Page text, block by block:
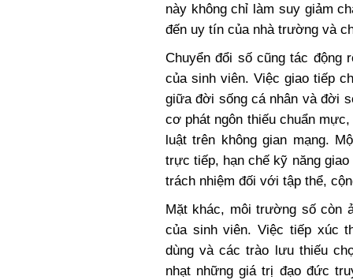
này không chỉ làm suy giảm
đến uy tín của nhà trường và
Chuyển đổi số cũng tác động
của sinh viên. Việc giao tiếp
giữa đời sống cá nhân và đời
cơ phát ngôn thiếu chuẩn
luật trên không gian mạng.
trực tiếp, hạn chế kỹ năng
trách nhiệm đối với tập thể,
Mặt khác, môi trường số còn
của sinh viên. Việc tiếp xúc
dùng và các trào lưu thiếu
nhạt những giá trị đạo đức